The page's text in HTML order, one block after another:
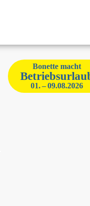
Bonette macht
01. – 09.08.2026